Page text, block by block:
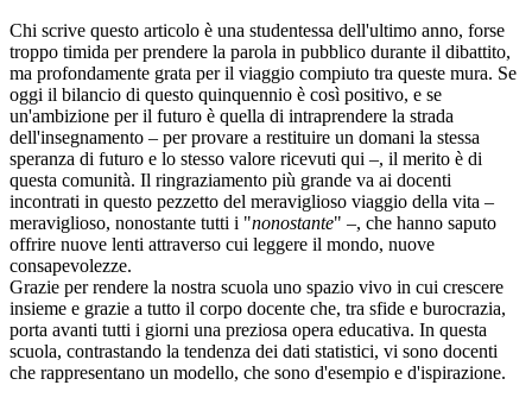
​Chi scrive questo articolo è una studentessa dell'ultimo anno, forse
troppo timida per prendere la parola in pubblico durante il dibattito,
ma profondamente grata per il viaggio compiuto tra queste mura. Se
oggi il bilancio di questo quinquennio è così positivo, e se
un'ambizione per il futuro è quella di intraprendere la strada
dell'insegnamento – per provare a restituire un domani la stessa
speranza di futuro e lo stesso valore ricevuti qui –, il merito è di
questa comunità. Il ringraziamento più grande va ai docenti
incontrati in questo pezzetto del meraviglioso viaggio della vita –
meraviglioso, nonostante tutti i "nonostante" –, che hanno saputo
offrire nuove lenti attraverso cui leggere il mondo, nuove
consapevolezze.
Grazie per rendere la nostra scuola uno spazio vivo in cui crescere
insieme e grazie a tutto il corpo docente che, tra sfide e burocrazia,
porta avanti tutti i giorni una preziosa opera educativa. In questa
scuola, contrastando la tendenza dei dati statistici, vi sono docenti
che rappresentano un modello, che sono d'esempio e d'ispirazione.